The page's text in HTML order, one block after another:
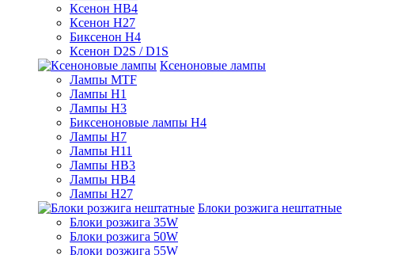
Ксенон HB4
Ксенон H27
Биксенон H4
Ксенон D2S / D1S
Ксеноновые лампы
Лампы MTF
Лампы H1
Лампы H3
Биксеноновые лампы H4
Лампы H7
Лампы H11
Лампы HB3
Лампы HB4
Лампы H27
Блоки розжига нештатные
Блоки розжига 35W
Блоки розжига 50W
Блоки розжига 55W